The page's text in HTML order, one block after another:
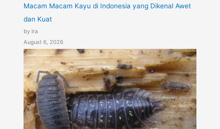
Macam Macam Kayu di Indonesia yang Dikenal Awet
dan Kuat
by Ira
August 6, 2026